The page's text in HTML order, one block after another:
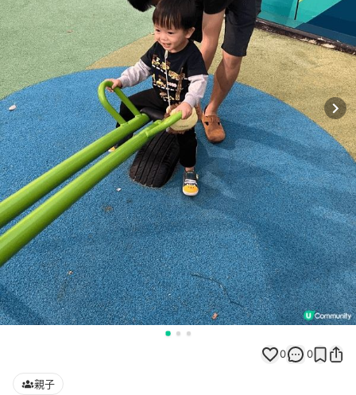
0 0
親子